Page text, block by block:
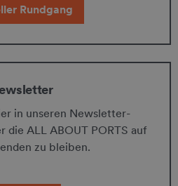
Rundgang
in unseren Newsletter-
die ALL ABOUT PORTS auf
zu bleiben.